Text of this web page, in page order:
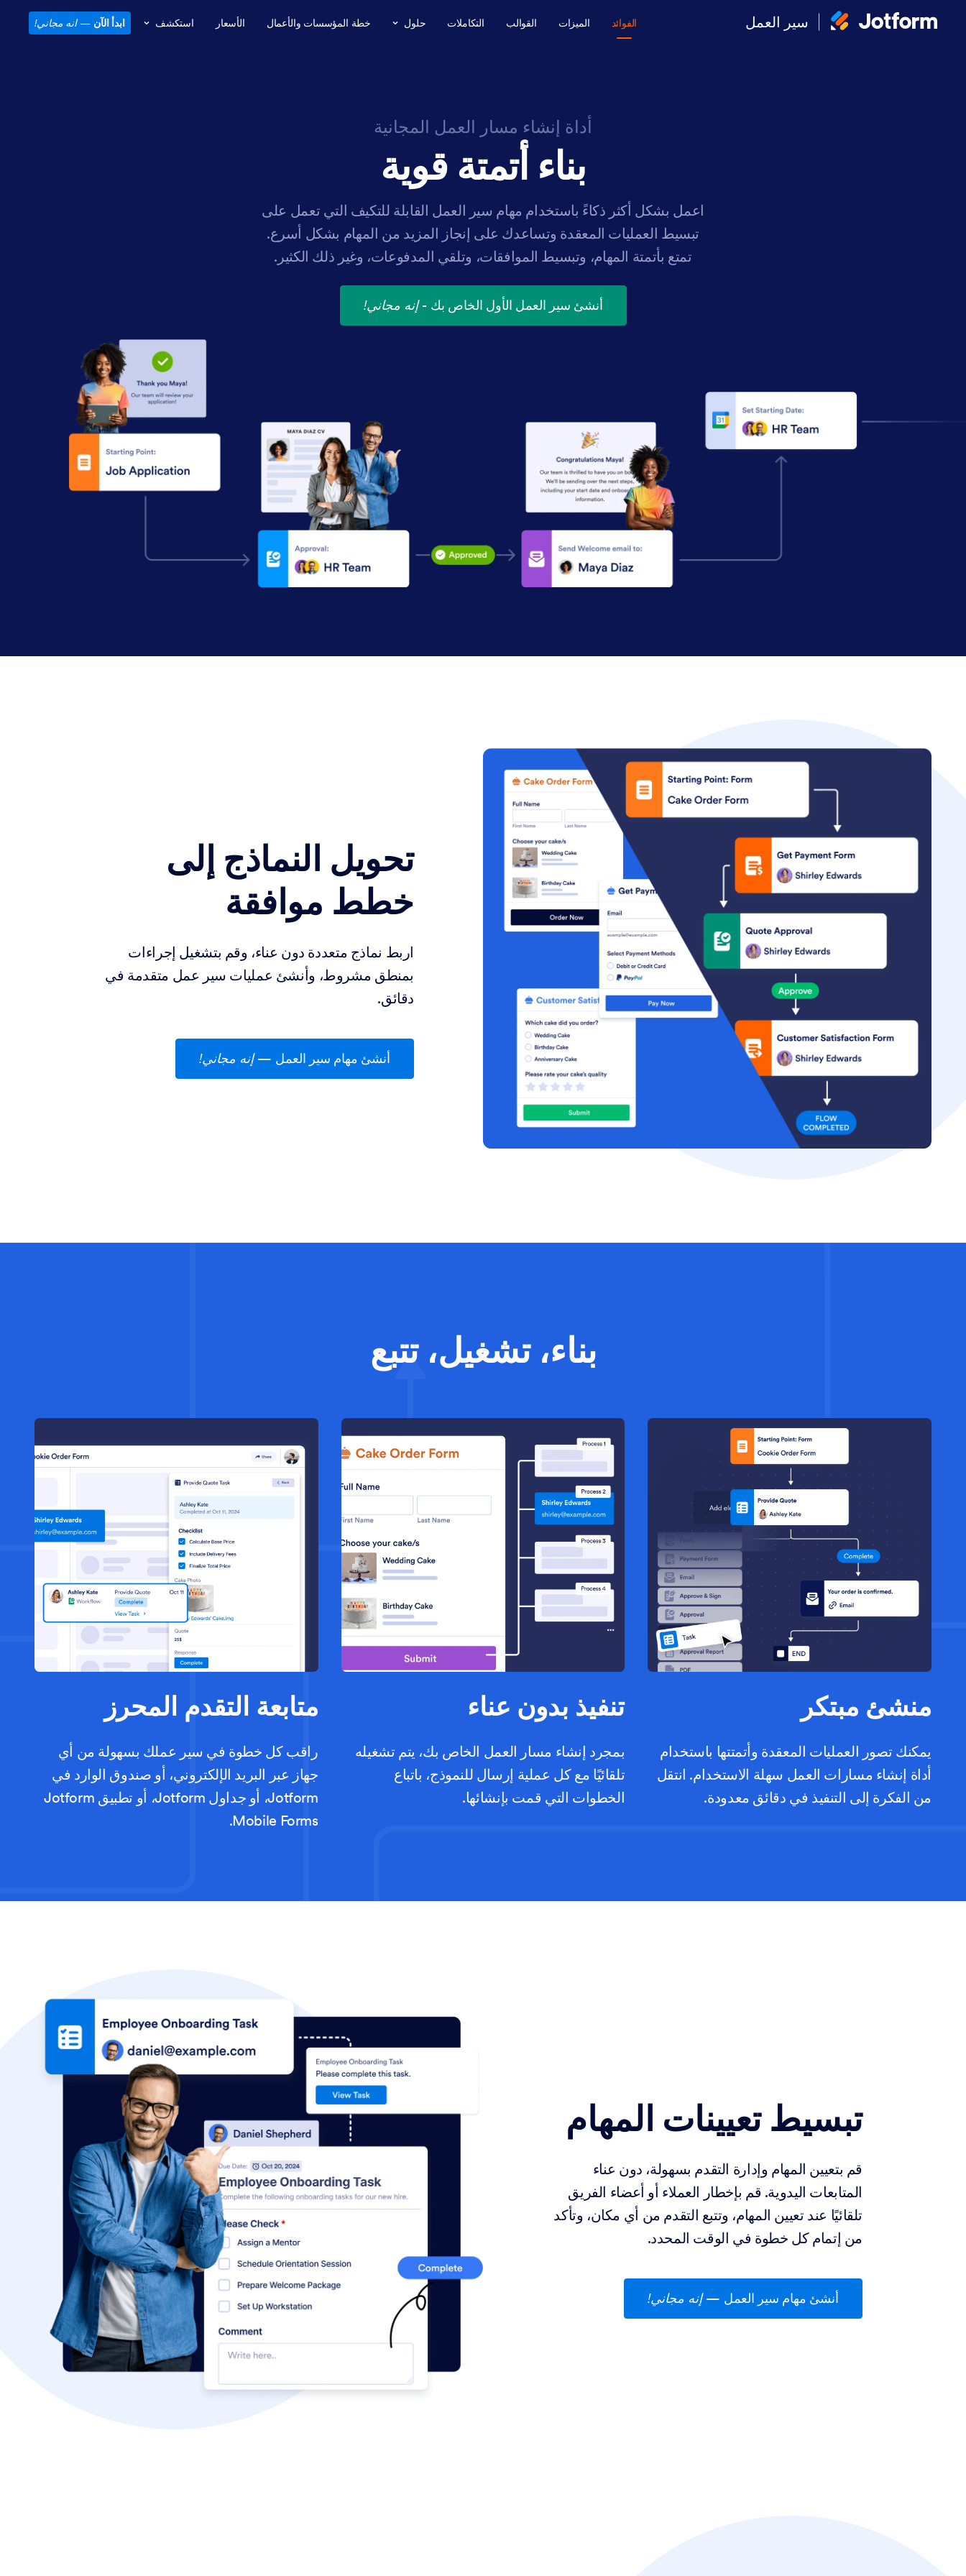
سير العمل الفوائد الميزات القوالب التكاملات حلول خطة المؤسسات والأعمال الأسعار استكشف ابدأ الآن —انه مجاني!
أداة إنشاء مسار العمل المجانية
بناء أتمتة قوية
اعمل بشكل أكثر ذكاءً باستخدام مهام سير العمل القابلة للتكيف التي تعمل على
تبسيط العمليات المعقدة وتساعدك على إنجاز المزيد من المهام بشكل أسرع.
تمتع بأتمتة المهام، وتبسيط الموافقات، وتلقي المدفوعات، وغير ذلك الكثير.
أنشئ سير العمل الأول الخاص بك -إنه مجاني!
تحويل النماذج إلى
خطط موافقة
اربط نماذج متعددة دون عناء، وقم بتشغيل إجراءات
بمنطق مشروط، وأنشئ عمليات سير عمل متقدمة في
دقائق.
أنشئ مهام سير العمل —إنه مجاني!
بناء، تشغيل، تتبع
منشئ مبتكر
يمكنك تصور العمليات المعقدة وأتمتتها باستخدام
أداة إنشاء مسارات العمل سهلة الاستخدام. انتقل
من الفكرة إلى التنفيذ في دقائق معدودة.
تنفيذ بدون عناء
بمجرد إنشاء مسار العمل الخاص بك، يتم تشغيله
تلقائيًا مع كل عملية إرسال للنموذج، باتباع
الخطوات التي قمت بإنشائها.
متابعة التقدم المحرز
راقب كل خطوة في سير عملك بسهولة من أي
جهاز عبر البريد الإلكتروني، أو صندوق الوارد في
Jotform، أو جداول Jotform، أو تطبيق Jotform
Mobile Forms.
تبسيط تعيينات المهام
قم بتعيين المهام وإدارة التقدم بسهولة، دون عناء
المتابعات اليدوية. قم بإخطار العملاء أو أعضاء الفريق
تلقائيًا عند تعيين المهام، وتتبع التقدم من أي مكان، وتأكد
من إتمام كل خطوة في الوقت المحدد.
أنشئ مهام سير العمل —إنه مجاني!